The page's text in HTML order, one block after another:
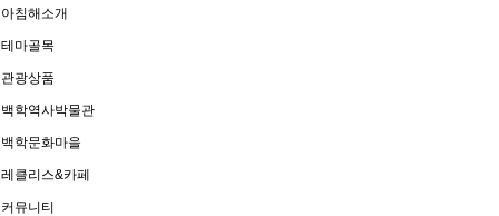
아침해소개
테마골목
관광상품
백학역사박물관
백학문화마을
레클리스&카페
커뮤니티